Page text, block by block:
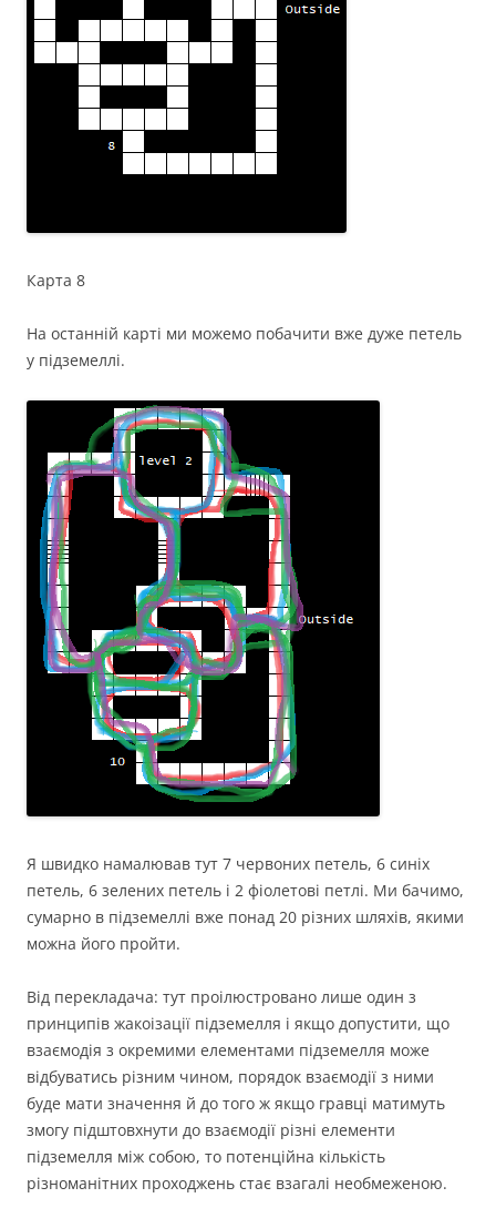
Карта 8
На останній карті ми можемо побачити вже дуже петель
у підземеллі.
Я швидко намалював тут 7 червоних петель, 6 синіх
петель, 6 зелених петель і 2 фіолетові петлі. Ми бачимо,
сумарно в підземеллі вже понад 20 різних шляхів, якими
можна його пройти.
Від перекладача: тут проілюстровано лише один з
принципів жакоізації підземелля і якщо допустити, що
взаємодія з окремими елементами підземелля може
відбуватись різним чином, порядок взаємодії з ними
буде мати значення й до того ж якщо гравці матимуть
змогу підштовхнути до взаємодії різні елементи
підземелля між собою, то потенційна кількість
різноманітних проходжень стає взагалі необмеженою.